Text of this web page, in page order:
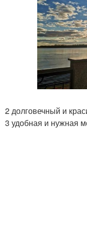
2 долговечный и
3 удобная и нужная